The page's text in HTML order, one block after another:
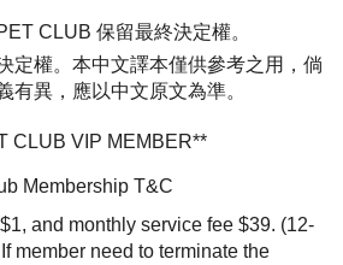
CLUB 保留最終決定權。
定權。本中文譯本僅供參考之用，倘
有異，應以中文原文為準。
CLUB VIP MEMBER**
Membership T&C
and monthly service fee $39. (12-
member need to terminate the